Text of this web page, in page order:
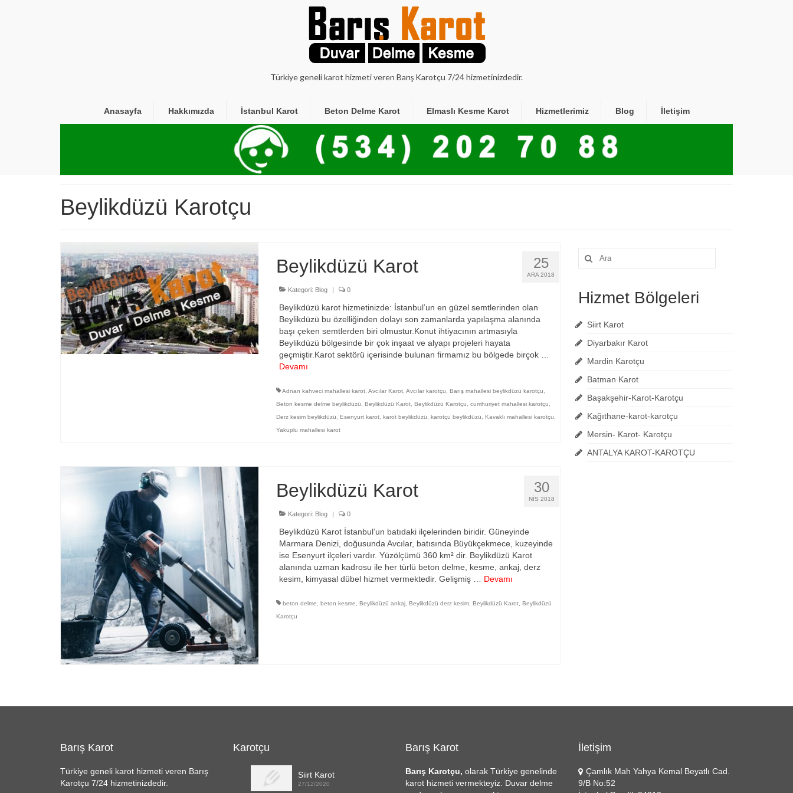
Türkiye geneli karot hizmeti veren Barış Karotçu 7/24 hizmetinizdedir.
Anasayfa Hakkımızda İstanbul Karot Beton Delme Karot Elmaslı Kesme Karot Hizmetlerimiz Blog İletişim
Beylikdüzü Karotçu
25
ARA 2018
Beylikdüzü Karot
Kategori: Blog | 0
Beylikdüzü karot hizmetinizde: İstanbul’un en güzel semtlerinden olan
Beylikdüzü bu özelliğinden dolayı son zamanlarda yapılaşma alanında
başı çeken semtlerden biri olmustur.Konut ihtiyacının artmasıyla
Beylikdüzü bölgesinde bir çok inşaat ve alyapı projeleri hayata
geçmiştir.Karot sektörü içerisinde bulunan firmamız bu bölgede birçok …
Devamı
Adnan kahveci mahallesi karot, Avcılar Karot, Avcılar karotçu Barış mahallesi beylikdüzü karotçu
Beton kesme delme beylikdüzü
Beylikdüzü Karot, Beylikdüzü Karotçu cumhuriyet mahallesi karotçu
Derz kesim beylikdüzü
Esenyurt karot, karot beylikdüzü karotçu beylikdüzü Kavaklı mahallesi karotçu
Yakuplu mahallesi karot
30
NIS 2018
Beylikdüzü Karot
Kategori: Blog | 0
Beylikdüzü Karot İstanbul’un batıdaki ilçelerinden biridir. Güneyinde
Marmara Denizi, doğusunda Avcılar, batısında Büyükçekmece, kuzeyinde
ise Esenyurt ilçeleri vardır. Yüzölçümü 360 km² dir. Beylikdüzü Karot
alanında uzman kadrosu ile her türlü beton delme, kesme, ankaj, derz
kesim, kimyasal dübel hizmet vermektedir. Gelişmiş … Devamı
beton delme beton kesme Beylikdüzü ankaj, Beylikdüzü derz kesim, Beylikdüzü Karot, Beylikdüzü
Karotçu
Şunu
ara:
Hizmet Bölgeleri
Siirt Karot
Diyarbakır Karot
Mardin Karotçu
Batman Karot
Başakşehir-Karot-Karotçu
Kağıthane-karot-karotçu
Mersin- Karot- Karotçu
ANTALYA KAROT-KAROTÇU
Barış Karot
Türkiye geneli karot hizmeti veren Barış
Karotçu 7/24 hizmetinizdedir.
Karotçu
Siirt Karot
27/12/2020
Barış Karot
Barış Karotçu, olarak Türkiye genelinde
karot hizmeti vermekteyiz. Duvar delme
İletişim
Çamlık Mah Yahya Kemal Beyatlı Cad.
9/B No:52